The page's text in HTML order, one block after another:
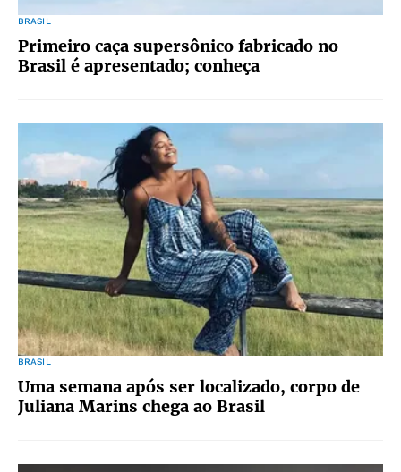
BRASIL
Primeiro caça supersônico fabricado no
Brasil é apresentado; conheça
BRASIL
Uma semana após ser localizado, corpo de
Juliana Marins chega ao Brasil